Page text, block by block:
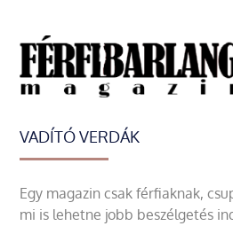
VADÍTÓ VERDÁK
Egy magazin csak férfiaknak,
mi is lehetne jobb beszélgetés